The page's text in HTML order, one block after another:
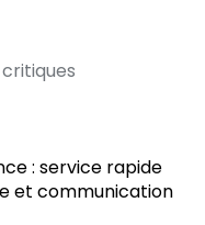
: service rapide
et communication